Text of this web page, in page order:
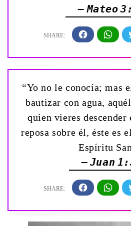
— Mateo
“Yo no le conocía; mas
bautizar con agua,
quien vieres
reposa sobre él, éste es
Espíritu
— Juan